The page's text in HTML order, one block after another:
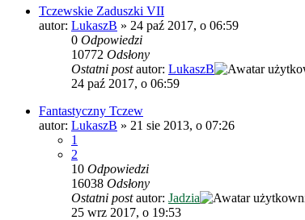
Tczewskie Zaduszki VII
autor: LukaszB » 24 paź 2017, o 06:59
0 Odpowiedzi
10772 Odsłony
Ostatni postautor: LukaszB
24 paź 2017, o 06:59
Fantastyczny Tczew
autor: LukaszB » 21 sie 2013, o 07:26
1
2
10 Odpowiedzi
16038 Odsłony
Ostatni postautor: Jadzia
25 wrz 2017, o 19:53